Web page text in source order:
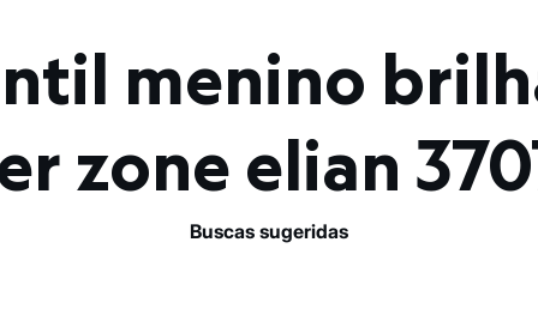
zone elian
buscas sugeridas